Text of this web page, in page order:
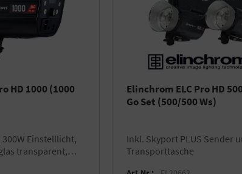
HD 1000 (1000
transparent,
Elinchrom ELC Pro HD
Go Set (500/500 Ws)
inkl. Skyport PLUS Sender und
Transporttasche